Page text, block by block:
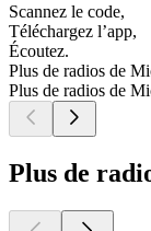
Scannez le code,
Téléchargez l’app,
Écoutez.
Plus de radios de
Plus de radios de
Plus de